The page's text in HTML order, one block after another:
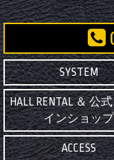
SYSTEM
HALL RENTAL ＆ 公
インショップ
ACCESS